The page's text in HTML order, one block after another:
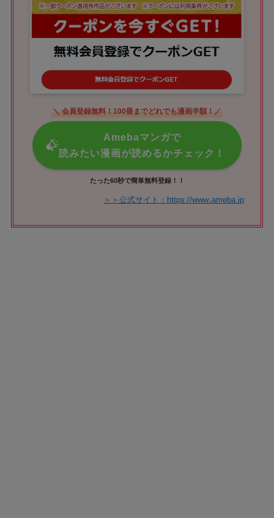
＼ 会員登録無料！100冊までどれでも漫画半額！／
Amebaマンガで
読みたい漫画が読めるかチェック！
たった60秒で簡単無料登録！！
＞＞公式サイト：https://www.ameba.jp